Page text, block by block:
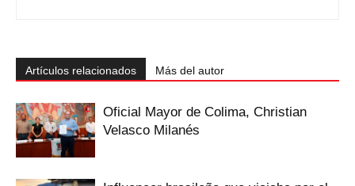
Artículos relacionados Más del autor
Oficial Mayor de Colima, Christian
Velasco Milanés